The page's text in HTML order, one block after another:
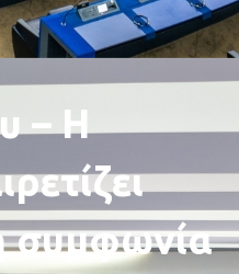
– Η
συμφωνία